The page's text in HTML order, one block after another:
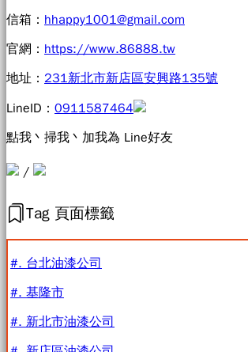
信箱： hhappy1001@gmail.com
官網： https://www.86888.tw
地址： 231新北市新店區安興路135號
LineID： 0911587464
點我丶掃我丶加我為 Line好友
/
Tag 頁面標籤
#. 台北油漆公司
#. 基隆市
#. 新北市油漆公司